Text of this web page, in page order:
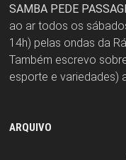
SAMBA PEDE
ao ar todos os
14h) pelas ondas da
Também escrevo
esporte e variedades)
ARQUIVO